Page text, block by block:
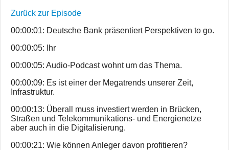
Zurück zur Episode
00:00:01: Deutsche Bank präsentiert Perspektiven to go.
00:00:05: Ihr
00:00:05: Audio-Podcast wohnt um das Thema.
00:00:09: Es ist einer der Megatrends unserer Zeit,
Infrastruktur.
00:00:13: Überall muss investiert werden in Brücken,
Straßen und Telekommunikations- und Energienetze
aber auch in die Digitalisierung.
00:00:21: Wie können Anleger davon profitieren?